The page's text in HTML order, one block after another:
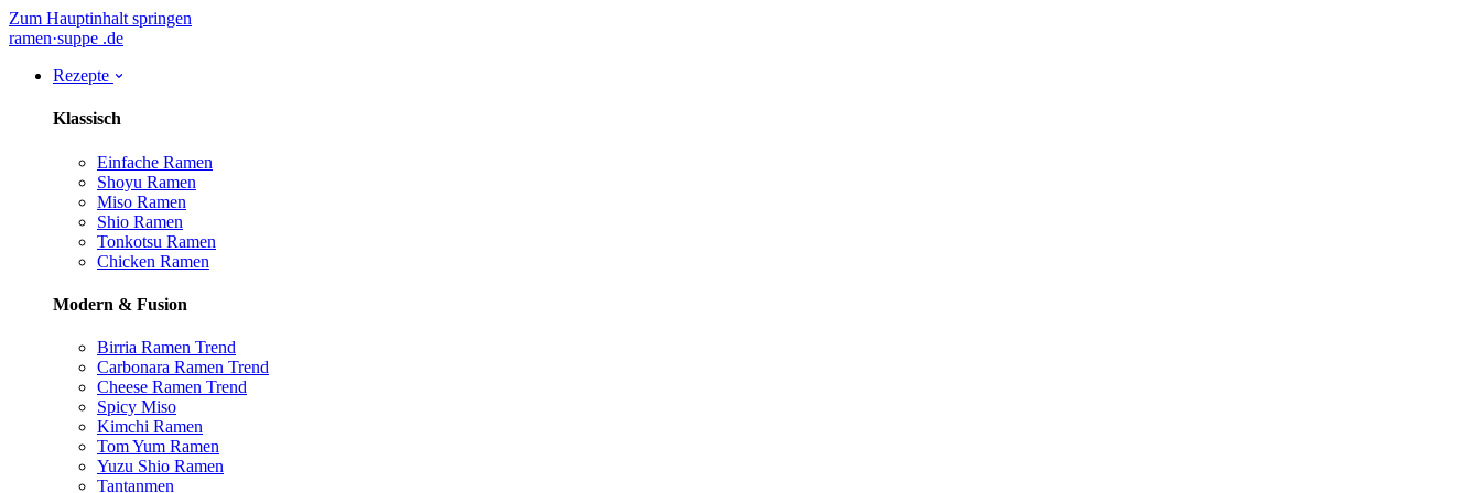
Zum Hauptinhalt springen
ramen·suppe .de
Rezepte
Klassisch
Einfache Ramen
Shoyu Ramen
Miso Ramen
Shio Ramen
Tonkotsu Ramen
Chicken Ramen
Modern & Fusion
Birria Ramen Trend
Carbonara Ramen Trend
Cheese Ramen Trend
Spicy Miso
Kimchi Ramen
Tom Yum Ramen
Yuzu Shio Ramen
Tantanmen